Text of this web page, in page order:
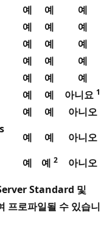
예 예
예
예 예
예
예 예
예
예 예
예
예 예
예
예 예 아니요 1
예 예
아니오
예 예
아니오
예 예 2 아니오
Standard 및
프로파일될 수 있습니